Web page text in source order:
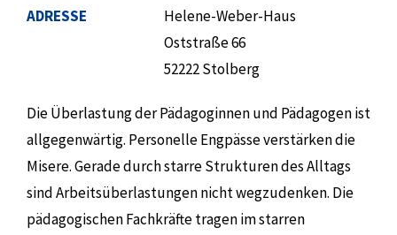
ADRESSE
Helene-Weber-Haus
Oststraße 66
52222 Stolberg
Die Überlastung der Pädagoginnen und Pädagogen ist
allgegenwärtig. Personelle Engpässe verstärken die
Misere. Gerade durch starre Strukturen des Alltags
sind Arbeitsüberlastungen nicht wegzudenken. Die
pädagogischen Fachkräfte tragen im starren